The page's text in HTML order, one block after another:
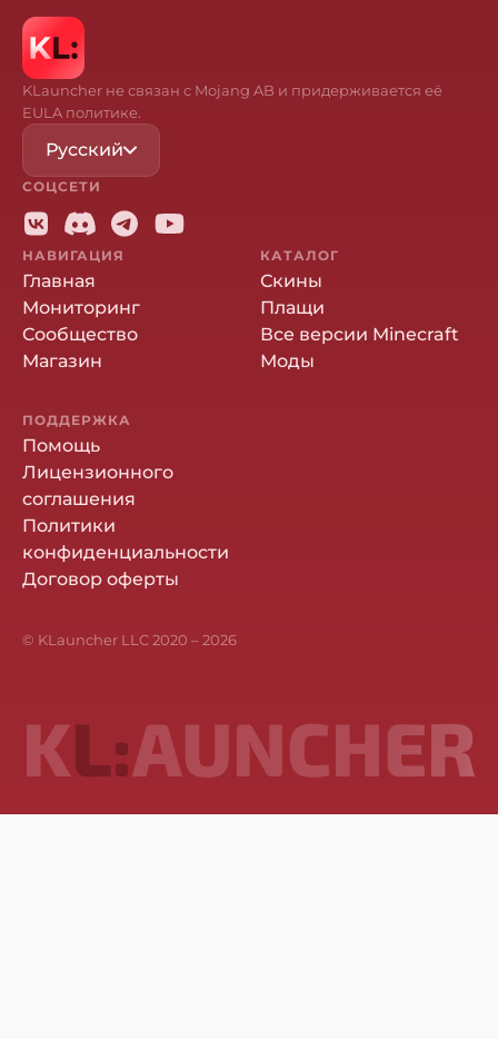
KLauncher не связан с Mojang AB и придерживается её
EULA политике.
Русский
СОЦСЕТИ
НАВИГАЦИЯ
Главная
Мониторинг
Сообщество
Магазин
КАТАЛОГ
Скины
Плащи
Все версии Minecraft
Моды
ПОДДЕРЖКА
Помощь
Лицензионного
соглашения
Политики
конфиденциальности
Договор оферты
© KLauncher LLC 2020 –2026
KL:AUNCHER